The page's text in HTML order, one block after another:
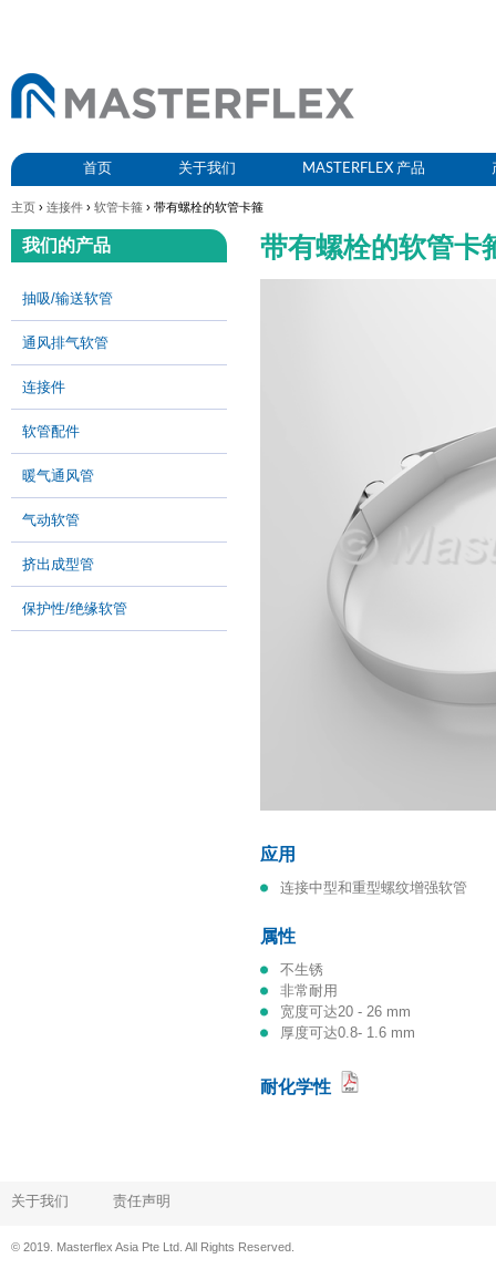
首页 关于我们 MASTERFLEX 产品
主页 › 连接件 › 软管卡箍 › 带有螺栓的软管卡箍
带有螺栓的软管卡
应用
连接中型和重型螺纹增强软管
属性
不生锈
非常耐用
宽度可达20 - 26 mm
厚度可达0.8- 1.6 mm
耐化学性
我们的产品
抽吸/输送软管
通风排气软管
连接件
软管配件
暖气通风管
气动软管
挤出成型管
保护性/绝缘软管
关于我们 责任声明
© 2019. Masterflex Asia Pte Ltd. All Rights Reserved.